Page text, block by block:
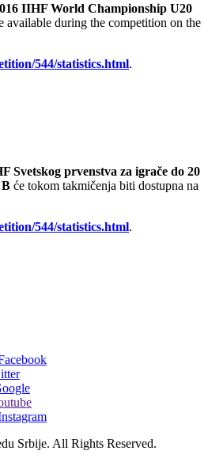
IIHF World Championship U20
available during the competition on the
544/statistics.html.
Svetskog prvenstva za igrače do 20
će tokom takmičenja biti dostupna na
544/statistics.html.
Srbije. All Rights Reserved.